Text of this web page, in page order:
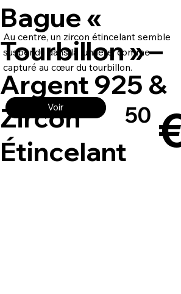
Bague «
Tourbillon » –
Argent 925 &
Zircon
Étincelant
Au centre, un zircon étincelant semble
suspendu dans la lumière, comme
capturé au cœur du tourbillon.
Voir 50